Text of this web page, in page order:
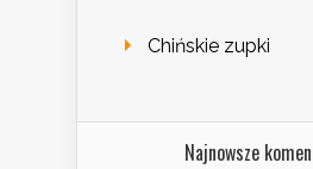
Chińskie zupki
Najnowsze